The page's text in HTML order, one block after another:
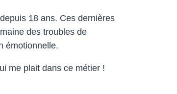
18 ans. Ces dernières
des troubles de
émotionnelle.
me plait dans ce métier !